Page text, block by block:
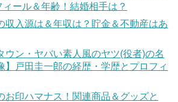
ール＆年齢！結婚相手は？
収入源は＆年収は？貯金＆不動産はあ
ウン・ヤバい素人風のヤツ(役者)の名
】戸田圭一郎の経歴・学歴とプロフィ
お印ハマナス！関連商品＆グッズと